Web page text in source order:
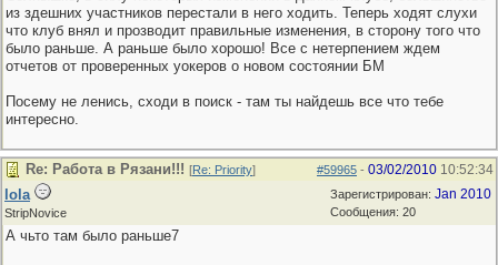
из здешних участников перестали в него ходить. Теперь ходят слухи
что клуб внял и прозводит правильные изменения, в сторону того что
было раньше. А раньше было хорошо! Все с нетерпением ждем
отчетов от проверенных уокеров о новом состоянии БМ
Посему не ленись, сходи в поиск - там ты найдешь все что тебе
интересно.
#59965 - 03/02/2010 10:52:34
Re: Работа в Рязани!!! [Re: Priority]
Зарегистрирован: Jan 2010
Сообщения: 20
lola
StripNovice
А чьто там было раньше7